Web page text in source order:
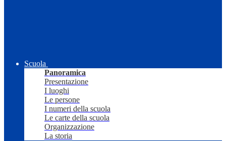
Scuola
Panoramica
Presentazione
I luoghi
Le persone
I numeri della scuola
Le carte della scuola
Organizzazione
La storia